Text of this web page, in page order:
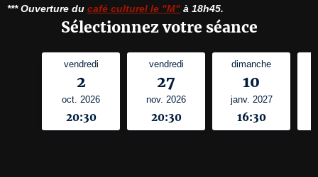
*** Ouverture du café culturel le "M" à 18h45.
Sélectionnez votre séance
vendredi
2
oct. 2026
20:30
vendredi
27
nov. 2026
20:30
dimanche
10
janv. 2027
16:30